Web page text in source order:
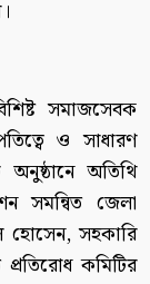
সমাজসেবক
ও সাধারণ
অতিথি
সমন্বিত জেলা
হোসেন, সহকারি
কমিটির